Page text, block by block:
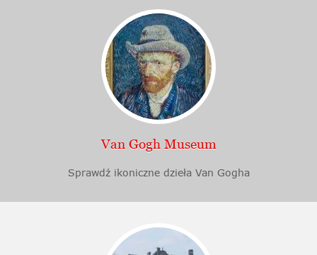
Van Gogh Museum
Sprawdź ikoniczne dzieła Van Gogha